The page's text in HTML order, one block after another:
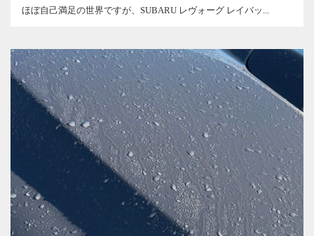
ほぼ自己満足の世界ですが、SUBARU レヴォーグ レイバッ...